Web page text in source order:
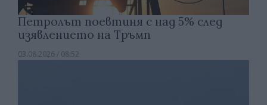
Петролът поевтиня с над 5% след
изявлението на Тръмп
03.08.2026 / 08:52